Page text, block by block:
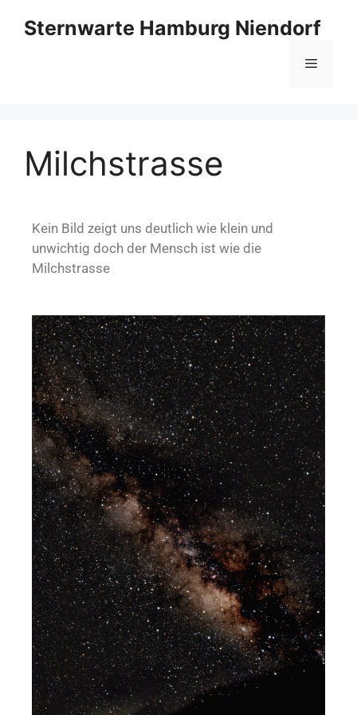
Sternwarte Hamburg Niendorf
Milchstrasse
Kein Bild zeigt uns deutlich wie klein und
unwichtig doch der Mensch ist wie die
Milchstrasse